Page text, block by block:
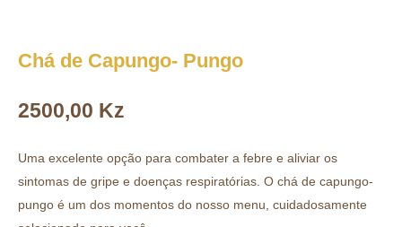
Chá de Capungo- Pungo
2500,00 Kz
Uma excelente opção para combater a febre e aliviar os
sintomas de gripe e doenças respiratórias. O chá de capungo-
pungo é um dos momentos do nosso menu, cuidadosamente